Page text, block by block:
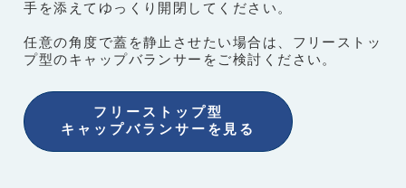
手を添えてゆっくり開閉してください。
任意の角度で蓋を静止させたい場合は、フリーストッ
プ型のキャップバランサーをご検討ください。
フリーストップ型
キャップバランサーを見る